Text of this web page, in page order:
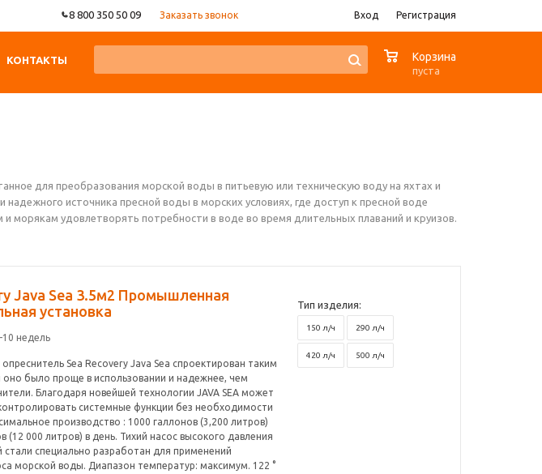
8 800 350 50 09 Заказать звонок Вход Регистрация
КОНТАКТЫ Корзина
пуста
для преобразования морской воды в питьевую или техническую воду на яхтах и
источника пресной воды в морских условиях, где доступ к пресной воде
морякам удовлетворять потребности в воде во время длительных плаваний и круизов.
Java Sea 3.5м2 Промышленная
установка
10 недель
Sea Recovery Java Sea спроектирован таким
было проще в использовании и надежнее, чем
Благодаря новейшей технологии JAVA SEA может
системные функции без необходимости
производство : 1000 галлонов (3,200 литров)
(12 000 литров) в день. Тихий насос высокого давления
специально разработан для применений
морской воды. Диапазон температур: максимум. 122 °
Тип изделия:
150 л/ч 290 л/ч
420 л/ч 500 л/ч